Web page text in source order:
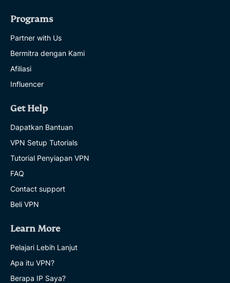
Programs
Partner with Us
Bermitra dengan Kami
Afiliasi
Influencer
Get Help
Dapatkan Bantuan
VPN Setup Tutorials
Tutorial Penyiapan VPN
FAQ
Contact support
Beli VPN
Learn More
Pelajari Lebih Lanjut
Apa itu VPN?
Berapa IP Saya?